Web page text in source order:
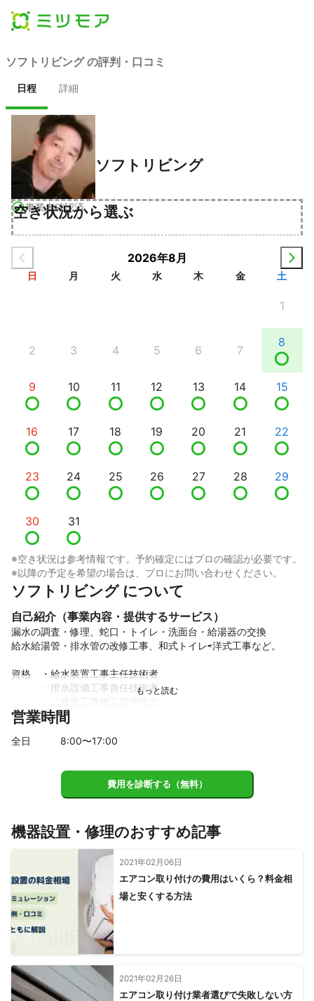
ソフトリビング の評判・口コミ
日程 詳細
事業者確認済
ソフトリビング
空き状況から選ぶ
2026年8月
日 月 火 水 木 金 土
1
2 3 4 5 6 7
8
9 10 11 12 13 14 15
16 17 18 19 20 21 22
23 24 25 26 27 28 29
30 31
※空き状況は参考情報です。予約確定にはプロの確認が必要です。
※以降の予定を希望の場合は、プロにお問い合わせください。
ソフトリビング について
自己紹介（事業内容・提供するサービス）
漏水の調査・修理、蛇口・トイレ・洗面台・給湯器の交換
給水給湯管・排水管の改修工事、和式トイレ⇨洋式工事など。
資格　・給水装置工事主任技術者
・排水設備工事責任技術者
・二級建築配管技能士
・浜松市上下水道指定工事店
などがあります。
営業時間
全日 8:00〜17:00
費用を診断する（無料）
機器設置・修理のおすすめ記事
2021年02月06日
エアコン取り付けの費用はいくら？料金相
場と安くする方法
2021年02月26日
エアコン取り付け業者選びで失敗しない方